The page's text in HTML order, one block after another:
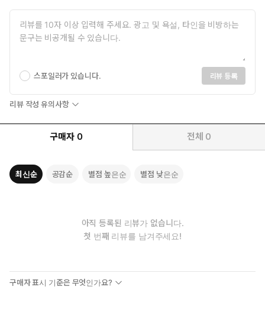
스포일러가 있습니다. 리뷰 등록
리뷰 작성 유의사항
구매자 0 전체 0
최신순 공감순 별점 높은순 별점 낮은순
아직 등록된 리뷰가 없습니다.
첫 번째 리뷰를 남겨주세요!
구매자 표시 기준은 무엇인가요?